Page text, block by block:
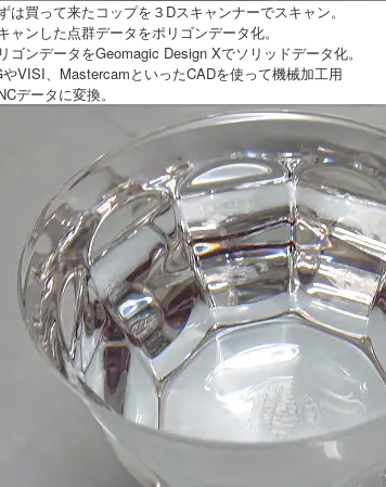
は買って来たコップを３Dスキャンナーでスキャン。
ャンした点群データをポリゴンデータ化。
ゴンデータをGeomagic Design Xでソリッドデータ化。
やVISI、MastercamといったCADを使って機械加工用
データに変換。